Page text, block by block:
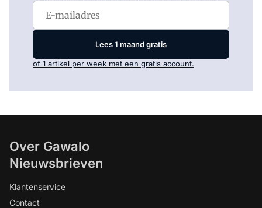
Lees 1 maand gratis
of 1 artikel per week met een gratis account.
Over Gawalo
Nieuwsbrieven
Klantenservice
Contact